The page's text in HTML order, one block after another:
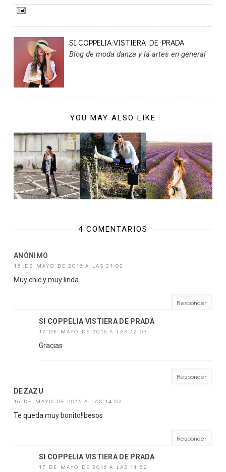
SI COPPELIA VISTIERA DE PRADA
Blog de moda danza y la artes en general
YOU MAY ALSO LIKE
4 COMENTARIOS
ANÓNIMO
15 DE MAYO DE 2016 A LAS 21:02
Muy chic y muy linda
Responder
SI COPPELIA VISTIERA DE PRADA
17 DE MAYO DE 2016 A LAS 12:07
Gracias
Responder
DEZAZU
16 DE MAYO DE 2016 A LAS 14:02
Te queda muy bonito!!besos
Responder
SI COPPELIA VISTIERA DE PRADA
17 DE MAYO DE 2016 A LAS 11:52